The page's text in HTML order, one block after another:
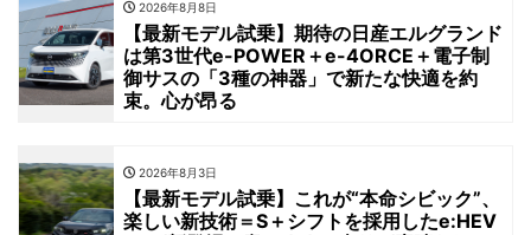
2026年8月8日
【最新モデル試乗】期待の日産エルグランド
は第3世代e-POWER＋e-4ORCE＋電子制
御サスの「3種の神器」で新たな快適を約
束。心が昂る
2026年8月3日
【最新モデル試乗】これが“本命シビック”、
楽しい新技術＝S＋シフトを採用したe:HEV